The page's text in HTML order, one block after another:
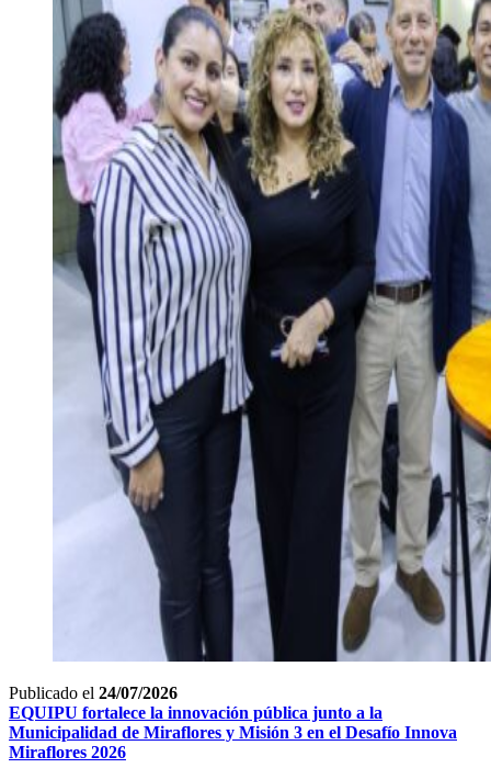
Publicado el 24/07/2026
EQUIPU fortalece la innovación pública junto a la
Municipalidad de Miraflores y Misión 3 en el Desafío Innova
Miraflores 2026